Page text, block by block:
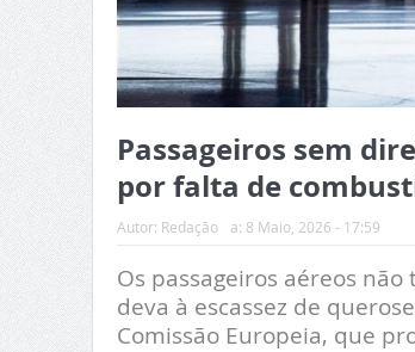
Passageiros sem
por falta de
Autor: Redação a: 8 Maio, 2026 - 17:59
Os passageiros aéreos
deva à escassez de
Comissão Europeia, que